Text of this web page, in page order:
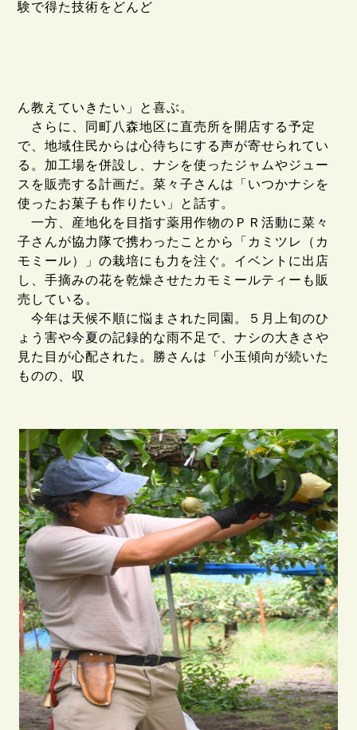
験で得た技術をどんど
ん教えていきたい」と喜ぶ。
さらに、同町八森地区に直売所を開店する予定
で、地域住民からは心待ちにする声が寄せられてい
る。加工場を併設し、ナシを使ったジャムやジュー
スを販売する計画だ。菜々子さんは「いつかナシを
使ったお菓子も作りたい」と話す。
一方、産地化を目指す薬用作物のＰＲ活動に菜々
子さんが協力隊で携わったことから「カミツレ（カ
モミール）」の栽培にも力を注ぐ。イベントに出店
し、手摘みの花を乾燥させたカモミールティーも販
売している。
今年は天候不順に悩まされた同園。５月上旬のひ
ょう害や今夏の記録的な雨不足で、ナシの大きさや
見た目が心配された。勝さんは「小玉傾向が続いた
ものの、収